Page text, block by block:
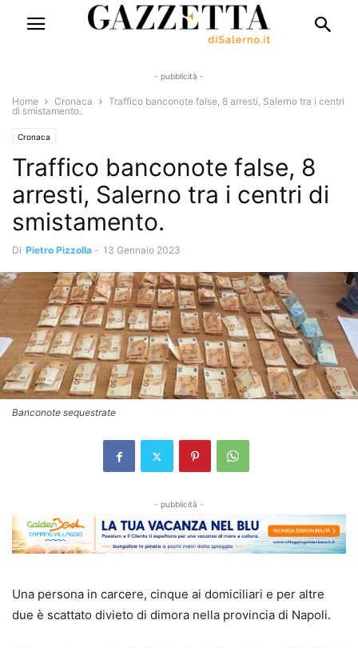
- pubblicità -
Home Cronaca
Traffico banconote false, 8 arresti, Salerno tra i centri
di smistamento.
Cronaca
Traffico banconote false, 8
arresti, Salerno tra i centri di
smistamento.
Di Pietro Pizzolla - 13 Gennaio 2023
Banconote sequestrate
- pubblicità -
Una persona in carcere, cinque ai domiciliari e per altre
due è scattato divieto di dimora nella provincia di Napoli.